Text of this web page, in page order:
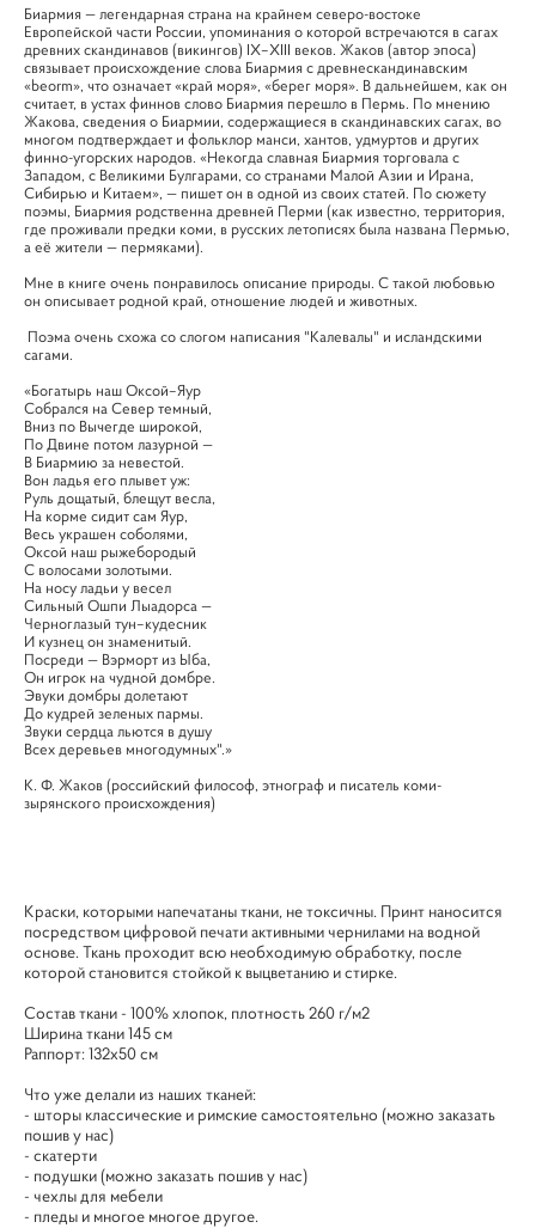
Биармия — легендарная страна на крайнем северо-востоке
Европейской части России, упоминания о которой встречаются в сагах
древних скандинавов (викингов) IX–XIII веков. Жаков (автор эпоса)
связывает происхождение слова Биармия с древнескандинавским
«beorm», что означает «край моря», «берег моря». В дальнейшем, как он
считает, в устах финнов слово Биармия перешло в Пермь. По мнению
Жакова, сведения о Биармии, содержащиеся в скандинавских сагах, во
многом подтверждает и фольклор манси, хантов, удмуртов и других
финно-угорских народов. «Некогда славная Биармия торговала с
Западом, с Великими Булгарами, со странами Малой Азии и Ирана,
Сибирью и Китаем», — пишет он в одной из своих статей. По сюжету
поэмы, Биармия родственна древней Перми (как известно, территория,
где проживали предки коми, в русских летописях была названа Пермью,
а её жители — пермяками).
Мне в книге очень понравилось описание природы. С такой любовью
он описывает родной край, отношение людей и животных.
Поэма очень схожа со слогом написания "Калевалы" и исландскими
сагами.
«Богатырь наш Оксой–Яур
Собрался на Север темный,
Вниз по Вычегде широкой,
По Двине потом лазурной —
В Биармию за невестой.
Вон ладья его плывет уж:
Руль дощатый, блещут весла,
На корме сидит сам Яур,
Весь украшен соболями,
Оксой наш рыжебородый
С волосами золотыми.
На носу ладьи у весел
Сильный Ошпи Лыадорса —
Черноглазый тун–кудесник
И кузнец он знаменитый.
Посреди — Вэрморт из Ыба,
Он игрок на чудной домбре.
Эвуки домбры долетают
До кудрей зеленых пармы.
Звуки сердца льются в душу
Всех деревьев многодумных".»
К. Ф. Жаков (российский философ, этнограф и писатель коми-
зырянского происхождения)
Краски, которыми напечатаны ткани, не токсичны. Принт наносится
посредством цифровой печати активными чернилами на водной
основе. Ткань проходит всю необходимую обработку, после
которой становится стойкой к выцветанию и стирке.
Cостав ткани - 100% хлопок, плотность 260 г/м2
Ширина ткани 145 см
Раппорт: 132х50 см
Что уже делали из наших тканей:
- шторы классические и римские самостоятельно (можно заказать
пошив у нас)
- скатерти
- подушки (можно заказать пошив у нас)
- чехлы для мебели
- пледы и многое многое другое.